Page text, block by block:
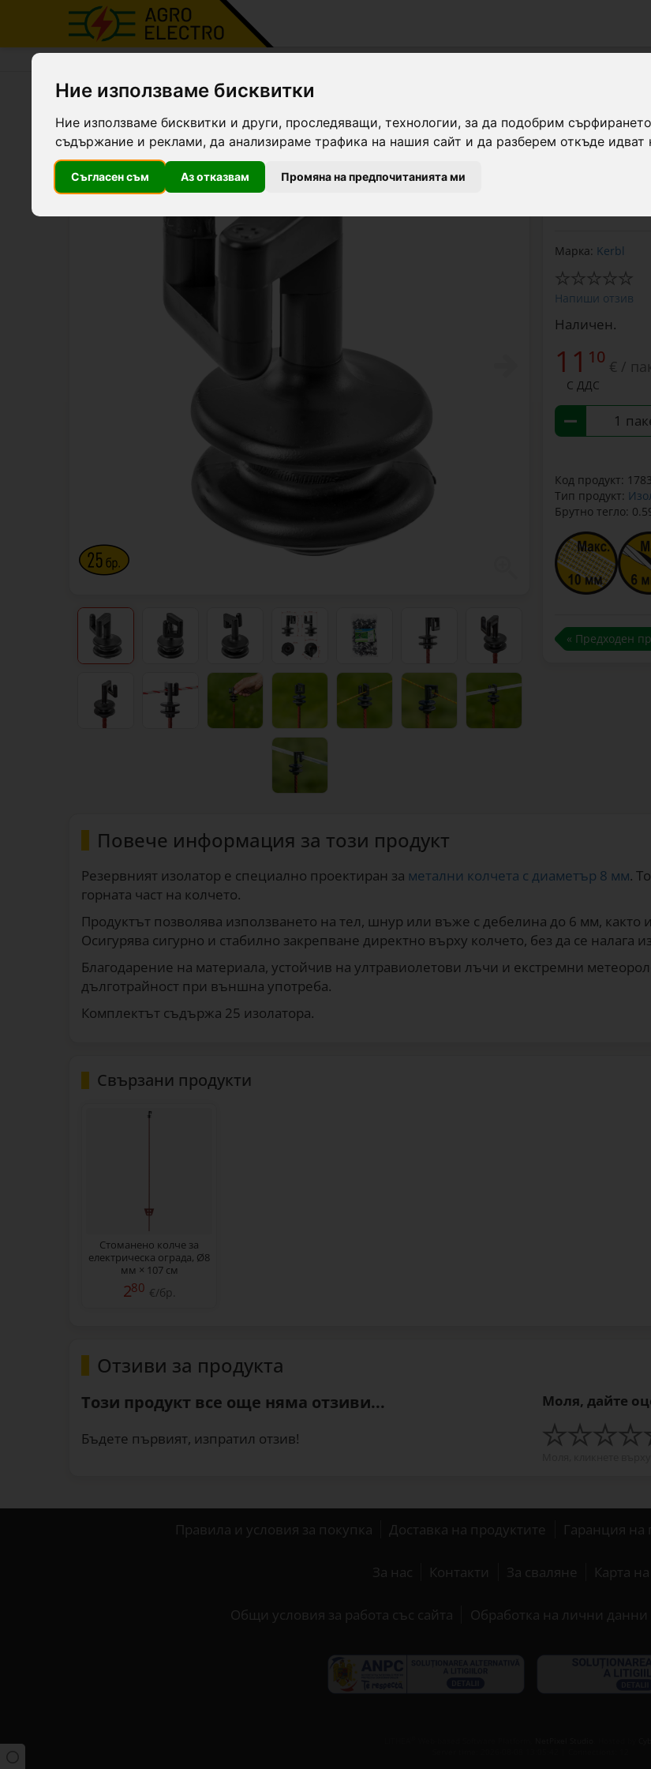
Ние използваме бисквитки
Ние използваме бисквитки и други, проследяващи, технологии, за да подобрим
съдържание и реклами, да анализираме трафика на нашия сайт и да разберем откъде идват
Съгласен съм Аз отказвам Промяна на предпочитанията ми
Резервен изолатор за стоманено колче за
Марка: Kerbl
Напиши отзив
Наличен.
11 10 € /
С ДДС
Код продукт: 1783
Тип продукт:
Брутно тегло:
« Предходен
Повече информация за този продукт
Резервният изолатор е специално проектиран за метални колчета с диаметър 8 мм.
горната част на колчето.
Продуктът позволява използването на тел, шнур или въже с дебелина до 6 мм,
Осигурява сигурно и стабилно закрепване директно върху колчето, без да се
Благодарение на материала, устойчив на ултравиолетови лъчи и екстремни
дълготрайност при външна употреба.
Комплектът съдържа 25 изолатора.
Свързани продукти
Стоманено колче за
електрическа ограда, Ø8
мм × 107 см
280 €/бр.
Отзиви за продукта
Този продукт все още няма отзиви...
Бъдете първият, изпратил отзив!
Моля, дайте
Правила и условия за покупка Доставка на продуктите Гаранция на
За нас Контакти За сваляне Карта
Общи условия за работа със сайта Обработка на лични данни